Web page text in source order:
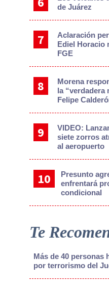
de Juárez
Aclaración
Ediel Horacio
FGE
Morena
la “verdadera
Felipe
VIDEO:
siete zorros
al aeropuerto
Presunto
enfrentará
condicional
Te
Más de 40 personas
por terrorismo del